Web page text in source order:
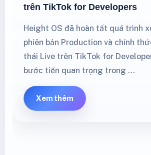
trên TikTok for Developers
Height OS đã hoàn tất quá trình
phiên bản Production và chính
thái Live trên TikTok for
bước tiến quan trọng trong …
Xem thêm